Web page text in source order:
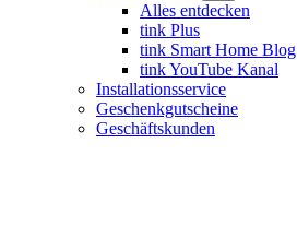
Alles entdecken
tink Plus
tink Smart Home Blog
tink YouTube Kanal
Installationsservice
Geschenkgutscheine
Geschäftskunden